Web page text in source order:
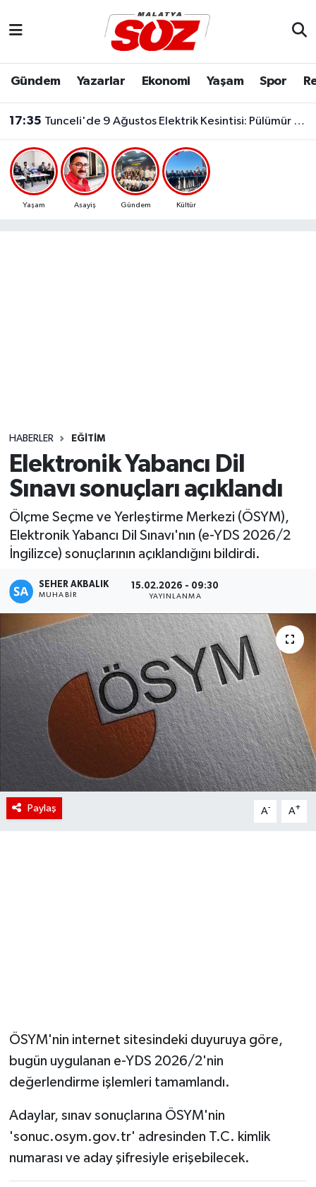
Gündem Yazarlar Ekonomi Yaşam Spor
17:35 Tunceli'de 9 Ağustos Elektrik Kesintisi: Pülümür ve Çemişgezek'te Çok Sayıda Yerleşim Etkilenecek
Yaşam Asayiş Gündem Kültür
HABERLER EĞITIM
Elektronik Yabancı Dil
Sınavı sonuçları açıklandı
Ölçme Seçme ve Yerleştirme Merkezi (ÖSYM),
Elektronik Yabancı Dil Sınavı'nın (e-YDS 2026/2
İngilizce) sonuçlarının açıklandığını bildirdi.
SEHER AKBALIK
MUHABIR
15.02.2026 - 09:30
YAYINLANMA
Paylaş A- A+
ÖSYM'nin internet sitesindeki duyuruya göre,
bugün uygulanan e-YDS 2026/2'nin
değerlendirme işlemleri tamamlandı.
Adaylar, sınav sonuçlarına ÖSYM'nin
'sonuc.osym.gov.tr' adresinden T.C. kimlik
numarası ve aday şifresiyle erişebilecek.
Dünya
Eğitim
Ekonomi
Yaşam
Malatya Nöbetçi Eczaneler
Malatya Namaz Vakitleri
Malatya Trafik Yoğunluk Haritası
Süper Lig Puan Durumu ve Fikstür